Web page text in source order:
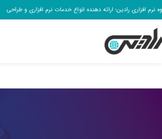
نرم افزاری رادین؛ ارائه دهنده انواع خدمات نرم افزاری و طراحی